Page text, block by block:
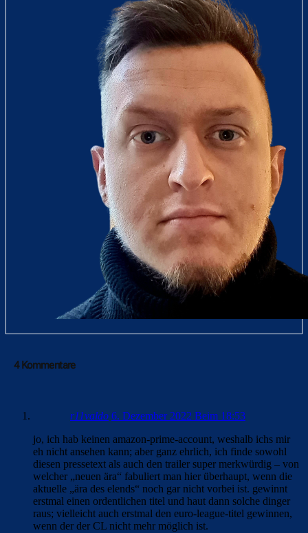
4 Kommentare
r11valdo 6. Dezember 2022 Beim 18:53
jo, ich hab keinen amazon-prime-account, weshalb ichs mir
eh nicht ansehen kann; aber ganz ehrlich, ich finde sowohl
diesen pressetext als auch den trailer super merkwürdig – von
welcher „neuen ära“ fabuliert man hier überhaupt, wenn die
aktuelle „ära des elends“ noch gar nicht vorbei ist. gewinnt
erstmal einen ordentlichen titel und haut dann solche dinger
raus; vielleicht auch erstmal den euro-league-titel gewinnen,
wenn der der CL nicht mehr möglich ist.